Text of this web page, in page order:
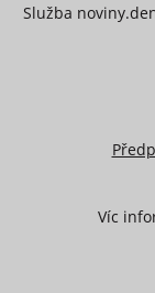
Služba
Víc